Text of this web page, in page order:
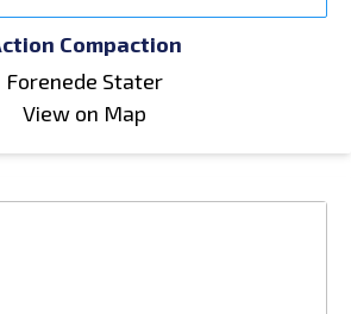
Compaction
Forenede Stater
View on Map